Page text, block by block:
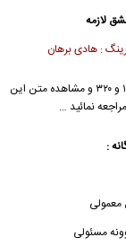
لازمه
: هادی برهان
جهت دانلود آهنگ دلم عشق لازمه از مصطفی یگانه با کیفیت ۱۲۸ و ۳۲۰ و مشاهده متن این
نمائید …
:
معمولی
مسئولی